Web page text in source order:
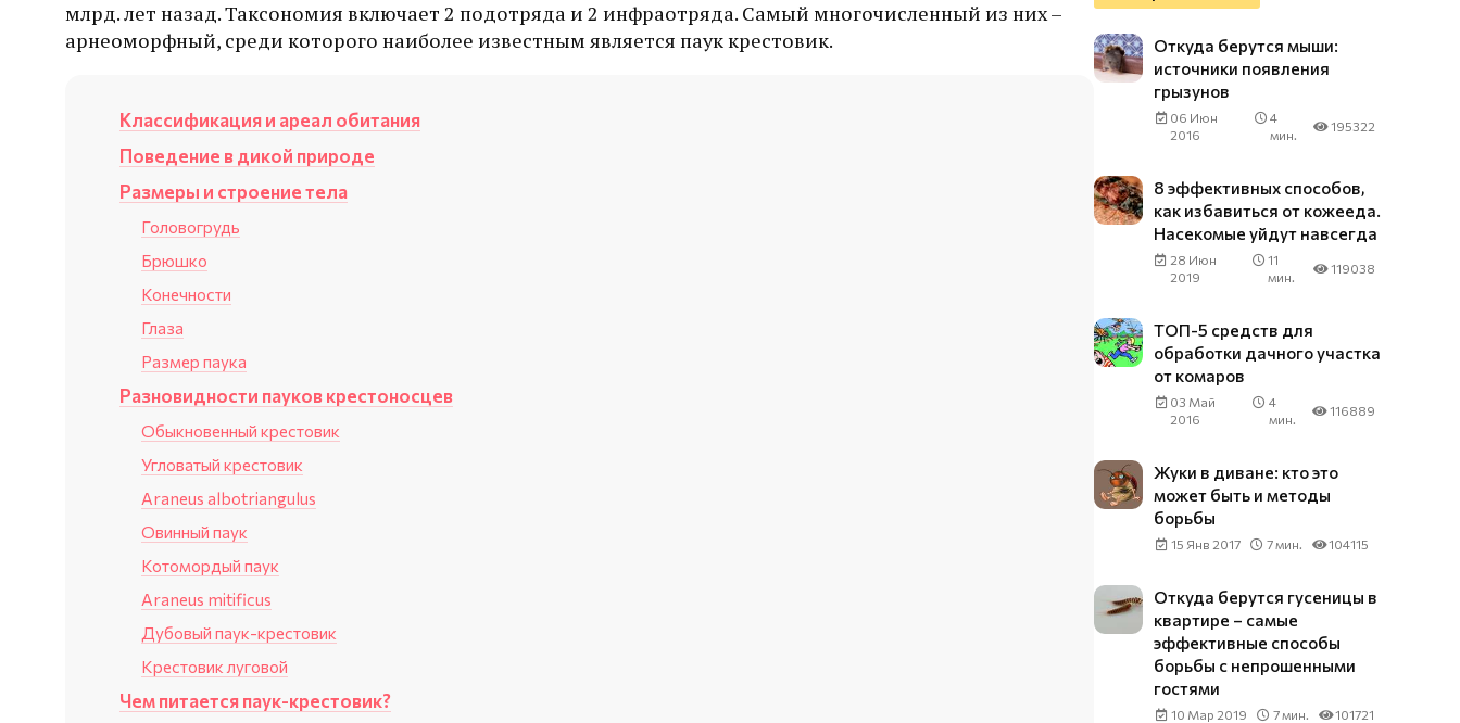
млрд. лет назад. Таксономия включает 2 подотряда и 2 инфраотряда. Самый многочисленный из них –
арнеоморфный, среди которого наиболее известным является паук крестовик.
Классификация и ареал обитания
Поведение в дикой природе
Размеры и строение тела
Головогрудь
Брюшко
Конечности
Глаза
Размер паука
Разновидности пауков крестоносцев
Обыкновенный крестовик
Угловатый крестовик
Araneus albotriangulus
Овинный паук
Котомордый паук
Araneus mitificus
Дубовый паук-крестовик
Крестовик луговой
Чем питается паук-крестовик?
Откуда берутся мыши:
источники появления
грызунов
06 Июн
2016
4
мин.
195322
8 эффективных способов,
как избавиться от кожееда.
Насекомые уйдут навсегда
28 Июн
2019
11
мин.
119038
ТОП-5 средств для
обработки дачного участка
от комаров
03 Май
2016
4
мин.
116889
Жуки в диване: кто это
может быть и методы
борьбы
15 Янв 2017 7 мин. 104115
Откуда берутся гусеницы в
квартире – самые
эффективные способы
борьбы с непрошенными
гостями
10 Мар 2019 7 мин. 101721